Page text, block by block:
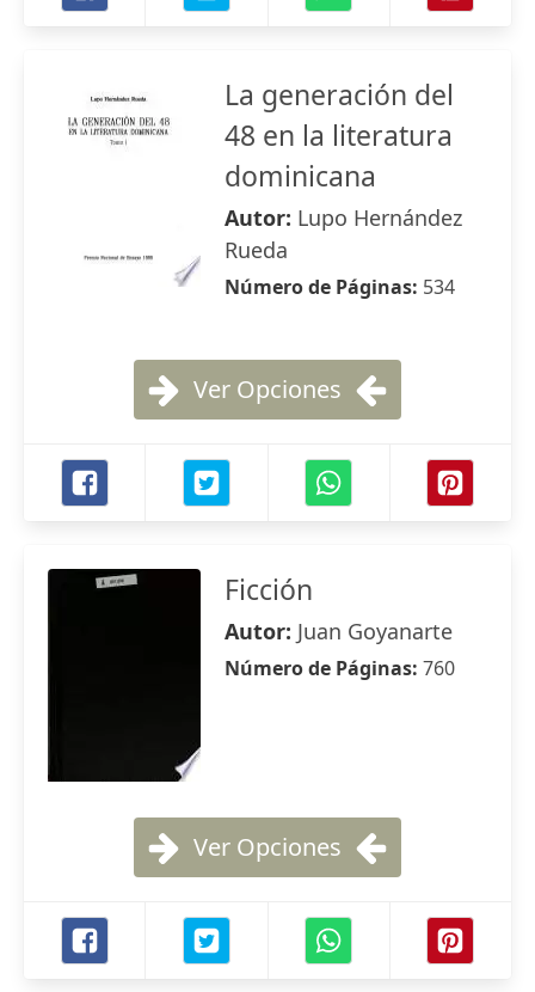
La generación del
48 en la literatura
dominicana
Autor: Lupo Hernández
Rueda
Número de Páginas: 534
Ver Opciones
Ficción
Autor: Juan Goyanarte
Número de Páginas: 760
Ver Opciones